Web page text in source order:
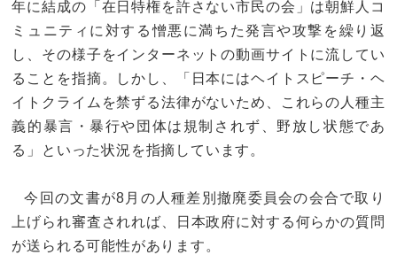
年に結成の「在日特権を許さない市民の会」は朝鮮人コ
ミュニティに対する憎悪に満ちた発言や攻撃を繰り返
し、その様子をインターネットの動画サイトに流してい
ることを指摘。しかし、「日本にはヘイトスピーチ・ヘ
イトクライムを禁ずる法律がないため、これらの人種主
義的暴言・暴行や団体は規制されず、野放し状態であ
る」といった状況を指摘しています。
今回の文書が8月の人種差別撤廃委員会の会合で取り
上げられ審査されれば、日本政府に対する何らかの質問
が送られる可能性があります。